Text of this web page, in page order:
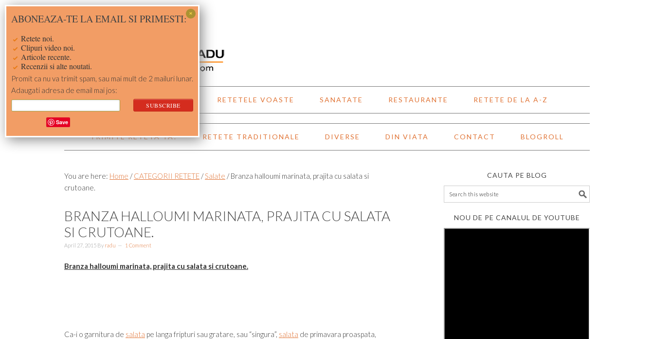
Skip
to
Skip
to
Skip
to
Skip
to
ACASA RETETE RETETELE VOASTE SANATATE RESTAURANTE RETETE DE LA A-Z
TRIMITE RETETA TA! RETETE TRADITIONALE DIVERSE DIN VIATA CONTACT BLOGROLL
You are here: Home / CATEGORII RETETE /Salate /Branza halloumi marinata, prajita cu salata si
crutoane.
BRANZA HALLOUMI MARINATA, PRAJITA CU SALATA
SI CRUTOANE.
April 27, 2015 By radu 1 Comment
Branza halloumi marinata, prajita cu salata si crutoane.
Ca-i o garnitura de salata pe langa fripturi sau gratare, sau “singura”, salata de primavara proaspata,
CAUTA PE BLOG
NOU DE PE CANALUL DE YOUTUBE
ABONEAZA-TE LA EMAIL SI PRIMESTI:
Retete noi.
Clipuri video noi.
Articole recente.
Recenzii si alte noutati.
Promit ca nu va trimit spam, sau mai mult de 2 mailuri lunar.
Adaugati adresa de email mai jos:
Save